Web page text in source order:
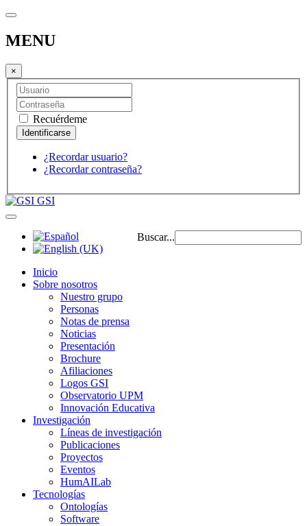
MENU
×
Recuérdeme
¿Recordar usuario?
¿Recordar contraseña?
GSI
Buscar...
Inicio
Sobre nosotros
Nuestro grupo
Personas
Notas de prensa
Noticias
Presentación
Brochure
Afiliaciones
Logos GSI
Observatorio UPM
Innovación Educativa
Investigación
Líneas de investigación
Publicaciones
Proyectos
Eventos
HumAILab
Tecnologías
Ontologías
Software